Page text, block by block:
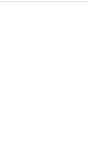
afferente